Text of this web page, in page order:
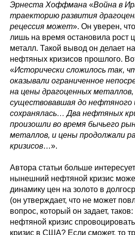
Эрнеста Хоффмана «Война в
траекторию развития
рецессия может». Он уверен,
лишь на время остановила рост
металл. Такой вывод он делает
нефтяных кризисов прошлого.
«Исторически сложилось так,
оказывали ограниченное
на цены драгоценных
существовавшая до нефтяного
сохранялась… Два нефтяных
произошли во время бычьего
металлов, и цены продолжали
кризисов…».
Автора статьи больше
нынешний нефтяной кризис
динамику цен на золото в
(он утверждает, что не может
вопрос, который он задает,
нефтяной кризис
кризис в США? Если сможет, то